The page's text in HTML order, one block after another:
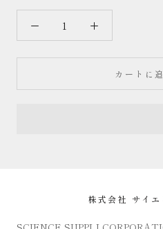
カートに
株式会社 サイエ